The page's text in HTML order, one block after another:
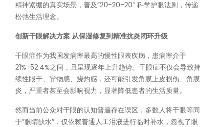
精神紧绷的真实场景，普及”20-20-20″ 科学护眼法则，传递
松弛生活理念。
创新干眼解决方案 从保湿修复到精准抗炎闭环升级
干眼症作为我国发病率最高的慢性眼表疾病，患病率介于
21%-52.4%之间，且呈现逐年上升趋势。干眼症不仅会导致持
续性眼干、异物感、烧灼感，还可能引发角膜上皮损伤、角膜
炎，严重者甚至会影响视力，显著降低患者的生活质量。
然而当前公众对干眼的认知普遍存在误区，多数人将干眼等同
于”眼睛缺水”，仅依赖普通人工泪液进行临时补水，忽视了眼